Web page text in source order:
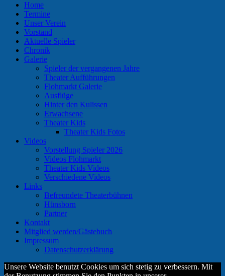
Home
Termine
Unser Verein
Vorstand
Aktuelle Spieler
Chronik
Galerie
Spieler der vergangenen Jahre
Theater Aufführungen
Flohmarkt Galerie
Ausflüge
Hinter den Kulissen
Erwachsene
Theater Kids
Theater Kids Fotos
Videos
Vorstellung Spieler 2026
Videos Flohmarkt
Theater Kids Videos
Verschiedene Videos
Links
Befreundete Theaterbühnen
Hünsborn
Partner
Kontakt
Mitglied werden/Gästebuch
Impressum
Datenschutzerklärung
Unsere Website benutzt Cookies um sich stetig zu verbessern. Mit